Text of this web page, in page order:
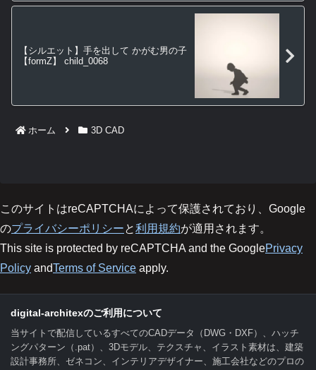
【シルエット】手を出して かがむ男の子
【formZ】 child_0068
ホーム 3D CAD
このサイトはreCAPTCHAによって保護されており、Google
のプライバシーポリシーと利用規約が適用されます。
This site is protected by reCAPTCHA and the GooglePrivacy
Policy andTerms of Service apply.
digital-architexのご利用について
当サイトで配信しているすべてのCADデータ（DWG・DXF）、ハッチ
ングパターン（.pat）、3Dモデル、テクスチャ、イラスト素材は、建築
設計事務所、ゼネコン、インテリアデザイナー、施工会社などのプロの